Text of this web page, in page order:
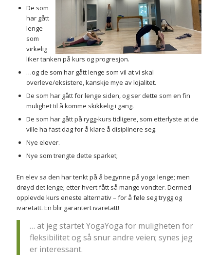
De som
har gått
lenge
som
virkelig
liker tanken på kurs og progresjon.
…og de som har gått lenge som vil at vi skal
overleve/eksistere, kanskje mye av lojalitet.
De som har gått for lenge siden, og ser dette som en fin
mulighet til å komme skikkelig i gang.
De som har gått på rygg-kurs tidligere, som etterlyste at de
ville ha fast dag for å klare å disiplinere seg.
Nye elever.
Nye som trengte dette sparket;
En elev sa den har tenkt på å begynne på yoga lenge; men
drøyd det lenge; etter hvert fått så mange vondter. Dermed
opplevde kurs eneste alternativ – for å føle seg trygg og
ivaretatt. En blir garantert ivaretatt!
… at jeg startet YogaYoga for muligheten for
fleksibilitet og så snur andre veien; synes jeg
er interessant.